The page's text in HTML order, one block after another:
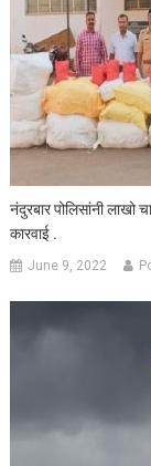
नंदुरबार पोलिसांनी
कारवाई .
June 9, 2022